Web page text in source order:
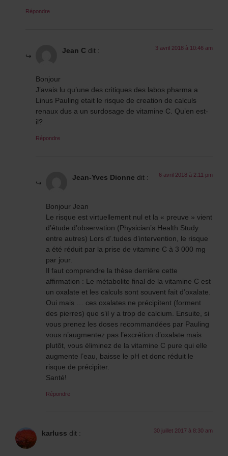
Répondre
Jean C dit : 3 avril 2018 à 10:46 am
Bonjour
J’avais lu qu’une des critiques des labos pharma a
Linus Pauling etait le risque de creation de calculs
renaux dus a un surdosage de vitamine C. Qu’en est-
il?
Répondre
Jean-Yves Dionne dit : 6 avril 2018 à 2:11 pm
Bonjour Jean
Le risque est virtuellement nul et la « preuve » vient
d’étude d’observation (Physician’s Health Study
entre autres) Lors d’.tudes d’intervention, le risque
a été réduit par la prise de vitamine C à 3 000 mg
par jour.
Il faut comprendre la thèse derrière cette
affirmation : Le métabolite final de la vitamine C est
un oxalate et les calculs sont souvent fait d’oxalate.
Oui mais … ces oxalates ne précipitent (forment
des pierres) que s’il y a trop de calcium. Ensuite, si
vous prenez les doses recommandées par Pauling
vous n’augmentez pas l’excrétion d’oxalate mais
plutôt, vous éliminez de la vitamine C pure qui elle
augmente l’eau, baisse le pH et donc réduit le
risque de précipiter.
Santé!
Répondre
karluss dit : 30 juillet 2017 à 8:30 am